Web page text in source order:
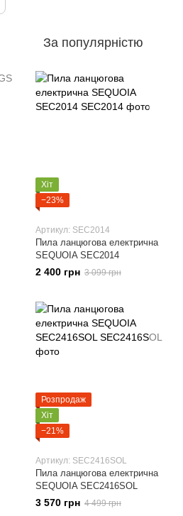
За популярністю
Хіт
−23%
Артикул: SEC2014
Пила ланцюгова електрична
SEQUOIA SEC2014
2 400 грн 3 099 грн
Розпродаж
Хіт
−21%
Артикул: SEC2416SOL
Пила ланцюгова електрична
SEQUOIA SEC2416SOL
3 570 грн 4 499 грн